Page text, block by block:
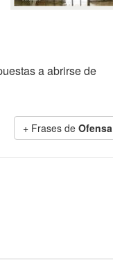
a abrirse de
+ Frases de Ofensa